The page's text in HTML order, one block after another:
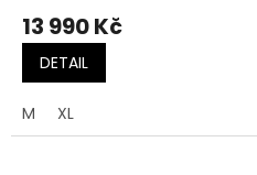
13 990 Kč
DETAIL
M XL